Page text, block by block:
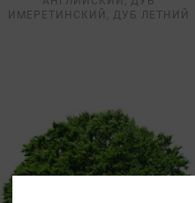
ИМЕРЕТИНСКИЙ, ДУБ ЛЕТНИЙ